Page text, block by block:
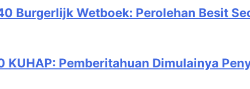
Perolehan Besit Secara Langsung
Dimulainya Penyidikan dan